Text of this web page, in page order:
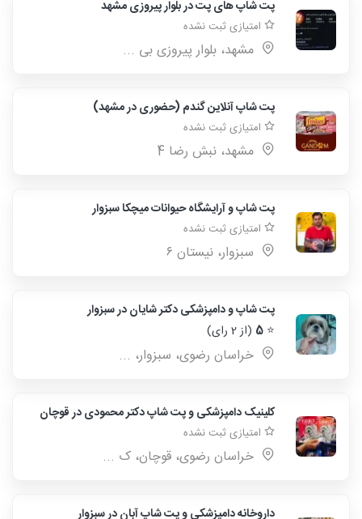
پت شاپ های پت در بلوار پیروزی مشهد
امتیازی ثبت نشده
مشهد، بلوار پیروزی بی ...
پت شاپ آنلاین گندم (حضوری در مشهد)
امتیازی ثبت نشده
مشهد، نبش رضا 4
پت شاپ و آرایشگاه حیوانات میچکا سبزوار
امتیازی ثبت نشده
سبزوار، نیستان ۶
پت شاپ و دامپزشکی دکتر شایان در سبزوار
⭐
5 (از 2 رای)
خراسان رضوی، سبزوار، ...
کلینیک دامپزشکی و پت شاپ دکتر محمودی در قوچان
امتیازی ثبت نشده
خراسان رضوی، قوچان، ک ...
داروخانه دامپزشکی و پت شاپ آبان در سبزوار